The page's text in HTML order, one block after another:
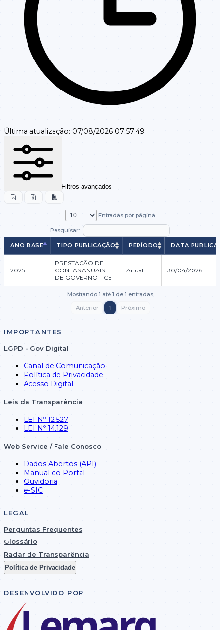
Última atualização: 07/08/2026 07:57:49
Filtros avançados
Entradas por página
Pesquisar:
ANO BASE TIPO PUBLICAÇÃO PERÍODO
DATA
ANO BASE
TIPO PUBLICAÇÃO PERÍODO DATA
2025
PRESTAÇÃO DE
CONTAS ANUAIS
DE GOVERNO-TCE
Anual 30/04/2026
Mostrando 1 até 1 de 1 entradas
Anterior 1 Próximo
IMPORTANTES
LGPD - Gov Digital
Canal de Comunicação
Política de Privacidade
Acesso Digital
Leis da Transparência
LEI Nº 12.527
LEI Nº 14.129
Web Service / Fale Conosco
Dados Abertos (API)
Manual do Portal
Ouvidoria
e-SIC
LEGAL
Perguntas Frequentes
Glossário
Radar de Transparência
Política de Privacidade
DESENVOLVIDO POR